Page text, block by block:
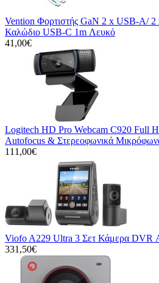
Vention Φορτιστής GaN 2 x USB-A/
Καλώδιο USB-C 1m Λευκό
41,00€
Logitech HD Pro Webcam C920 Full
Autofocus & Στερεοφωνικά
111,00€
Viofo A229 Ultra 3 Σετ Κάμερα DVR
331,50€